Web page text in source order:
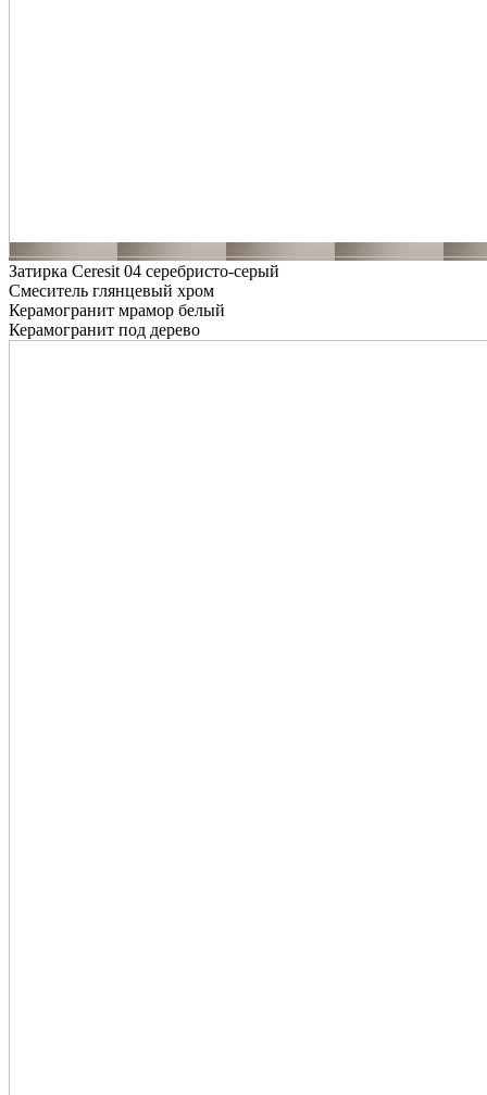
Затирка Ceresit 04 серебристо-серый
Смеситель глянцевый хром
Керамогранит мрамор белый
Керамогранит под дерево